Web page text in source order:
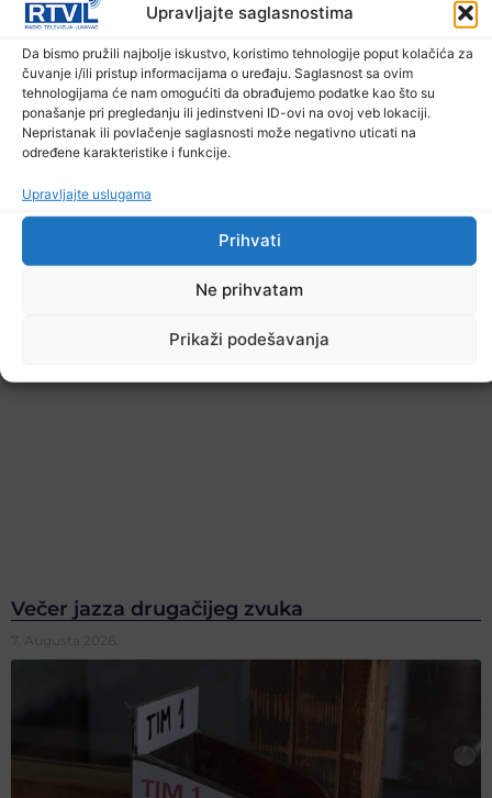
Upravljajte saglasnostima
Da bismo pružili najbolje iskustvo, koristimo tehnologije poput kolačića za
čuvanje i/ili pristup informacijama o uređaju. Saglasnost sa ovim
tehnologijama će nam omogućiti da obrađujemo podatke kao što su
ponašanje pri pregledanju ili jedinstveni ID-ovi na ovoj veb lokaciji.
Nepristanak ili povlačenje saglasnosti može negativno uticati na
određene karakteristike i funkcije.
Upravljajte uslugama
Prihvati
Ne prihvatam
Prikaži podešavanja
U TK povećan broj požara
7. Augusta 2026.
Večer jazza drugačijeg zvuka
7. Augusta 2026.